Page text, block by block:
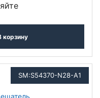
корзину
SM:S54370-N28-A1